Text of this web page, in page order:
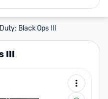
Black Ops III
III